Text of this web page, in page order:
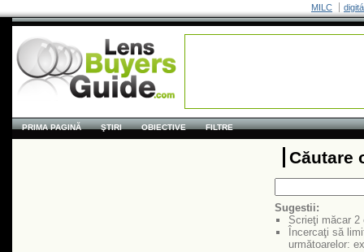
MILC
PRIMA PAGINĂ ŞTIRI OBIECTIVE FILTRE
Căutare
Sugestii:
Scrieţi măcar 2
Încercaţi să
următoarelor: